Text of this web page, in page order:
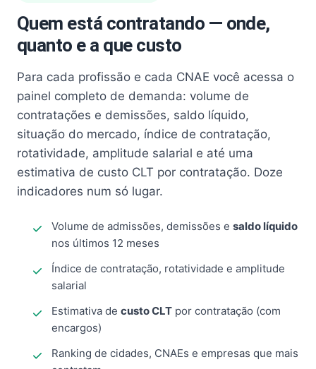
Quem está contratando — onde,
quanto e a que custo
Para cada profissão e cada CNAE você acessa o
painel completo de demanda: volume de
contratações e demissões, saldo líquido,
situação do mercado, índice de contratação,
rotatividade, amplitude salarial e até uma
estimativa de custo CLT por contratação. Doze
indicadores num só lugar.
Volume de admissões, demissões e saldo líquido
nos últimos 12 meses
Índice de contratação, rotatividade e amplitude
salarial
Estimativa de custo CLT por contratação (com
encargos)
Ranking de cidades, CNAEs e empresas que mais